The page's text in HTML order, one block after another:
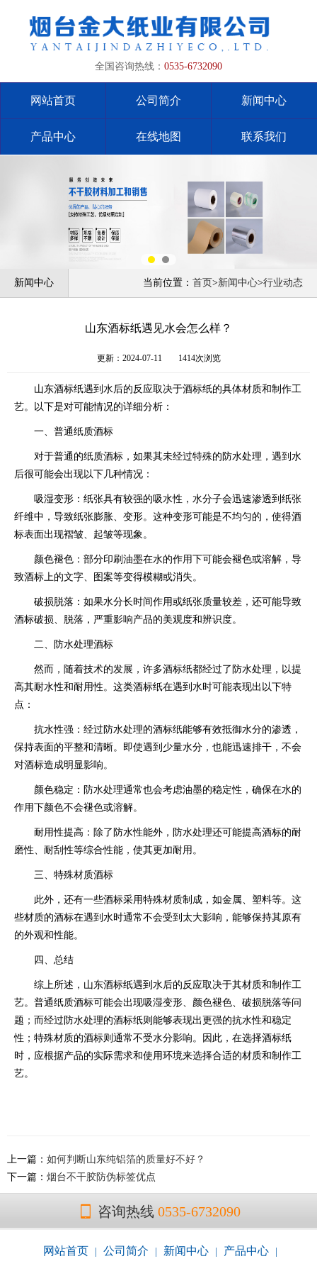
全国咨询热线： 0535-6732090
网站首页 公司简介 新闻中心
产品中心 在线地图 联系我们
新闻中心 当前位置： 首页>新闻中心>行业动态
山东酒标纸遇见水会怎么样？
更新：2024-07-11 1414次浏览
山东酒标纸遇到水后的反应取决于酒标纸的具体材质和制作工
艺。以下是对可能情况的详细分析：
一、普通纸质酒标
对于普通的纸质酒标，如果其未经过特殊的防水处理，遇到水
后很可能会出现以下几种情况：
吸湿变形：纸张具有较强的吸水性，水分子会迅速渗透到纸张
纤维中，导致纸张膨胀、变形。这种变形可能是不均匀的，使得酒
标表面出现褶皱、起皱等现象。
颜色褪色：部分印刷油墨在水的作用下可能会褪色或溶解，导
致酒标上的文字、图案等变得模糊或消失。
破损脱落：如果水分长时间作用或纸张质量较差，还可能导致
酒标破损、脱落，严重影响产品的美观度和辨识度。
二、防水处理酒标
然而，随着技术的发展，许多酒标纸都经过了防水处理，以提
高其耐水性和耐用性。这类酒标纸在遇到水时可能表现出以下特
点：
抗水性强：经过防水处理的酒标纸能够有效抵御水分的渗透，
保持表面的平整和清晰。即使遇到少量水分，也能迅速排干，不会
对酒标造成明显影响。
颜色稳定：防水处理通常也会考虑油墨的稳定性，确保在水的
作用下颜色不会褪色或溶解。
耐用性提高：除了防水性能外，防水处理还可能提高酒标的耐
磨性、耐刮性等综合性能，使其更加耐用。
三、特殊材质酒标
此外，还有一些酒标采用特殊材质制成，如金属、塑料等。这
些材质的酒标在遇到水时通常不会受到太大影响，能够保持其原有
的外观和性能。
四、总结
综上所述，山东酒标纸遇到水后的反应取决于其材质和制作工
艺。普通纸质酒标可能会出现吸湿变形、颜色褪色、破损脱落等问
题；而经过防水处理的酒标纸则能够表现出更强的抗水性和稳定
性；特殊材质的酒标则通常不受水分影响。因此，在选择酒标纸
时，应根据产品的实际需求和使用环境来选择合适的材质和制作工
艺。
上一篇： 如何判断山东纯铝箔的质量好不好？
下一篇： 烟台不干胶防伪标签优点
咨询热线 0535-6732090
网站首页 公司简介 新闻中心 产品中心